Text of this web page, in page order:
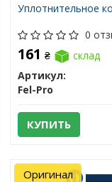
Уплотнительное
0
161₴
склад
Артикул:
Fel-Pro
КУПИТЬ
Оригинал